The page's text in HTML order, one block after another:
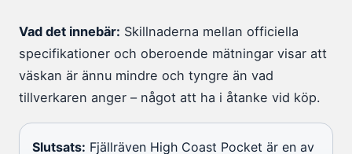
Vad det innebär: Skillnaderna mellan officiella
specifikationer och oberoende mätningar visar att
väskan är ännu mindre och tyngre än vad
tillverkaren anger – något att ha i åtanke vid köp.
Slutsats: Fjällräven High Coast Pocket är en av